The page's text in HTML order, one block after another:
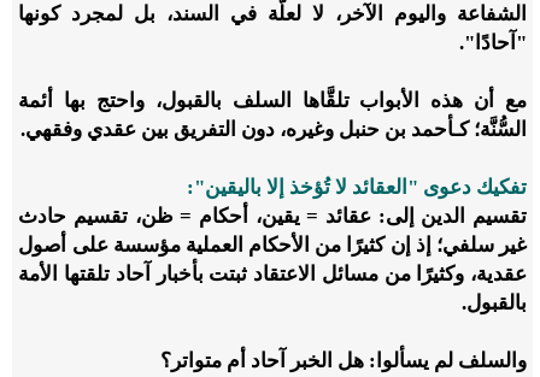
الشفاعة واليوم الآخر، لا لعلَّة في السند، بل لمجرد كونها
"آحادًا".
مع أن هذه الأبواب تلقَّاها السلف بالقبول، واحتج بها أئمة
السُّنَّة؛ كـأحمد بن حنبل وغيره، دون التفريق بين عقدي وفقهي.
تفكيك دعوى "العقائد لا تُؤخذ إلا باليقين":
تقسيم الدين إلى: عقائد = يقين، أحكام = ظن، تقسيم حادث
غير سلفي؛ إذ إن كثيرًا من الأحكام العملية مؤسسة على أصول
عقدية، وكثيرًا من مسائل الاعتقاد ثبتت بأخبار آحاد تلقتها الأمة
بالقبول.
والسلف لم يسألوا: هل الخبر آحاد أم متواتر؟